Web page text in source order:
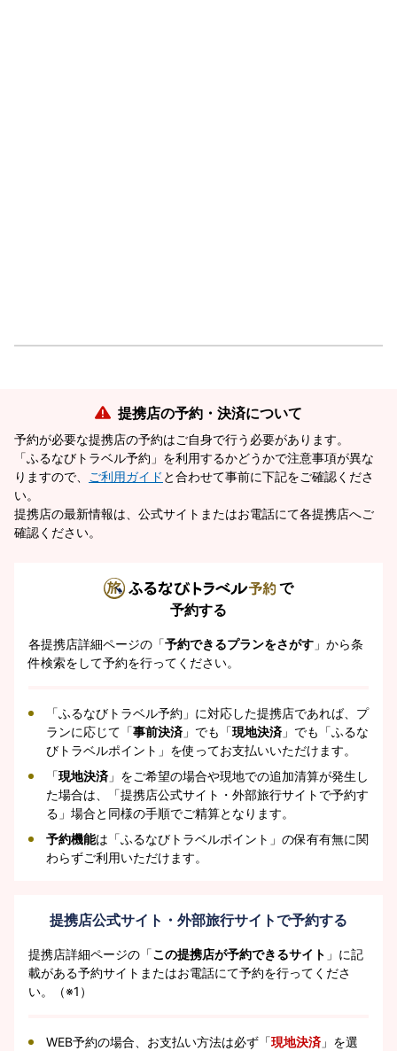
提携店の予約・決済について
予約が必要な提携店の予約はご自身で行う必要があります。
「ふるなびトラベル予約」を利用するかどうかで注意事項が異な
りますので、
ご利用ガイド と合わせて事前に下記をご確認くださ
い。
提携店の最新情報は、公式サイトまたはお電話にて各提携店へご
確認ください。
で
予約する
各提携店詳細ページの「予約できるプランをさがす 」から条
件検索をして予約を行ってください。
「ふるなびトラベル予約」に対応した提携店であれば、プ
ランに応じて「事前決済 」でも「現地決済 」でも「ふるな
びトラベルポイント」を使ってお支払いいただけます。
「現地決済 」をご希望の場合や現地での追加清算が発生し
た場合は、「提携店公式サイト・外部旅行サイトで予約す
る」場合と同様の手順でご精算となります。
予約機能は「ふるなびトラベルポイント」の保有有無に関
わらずご利用いただけます。
提携店公式サイト・外部旅行サイトで予約する
提携店詳細ページの「この提携店が予約できるサイト 」に記
載がある予約サイトまたはお電話にて予約を行ってくださ
い。（※1）
WEB予約の場合、お支払い方法は必ず「現地決済 」を選